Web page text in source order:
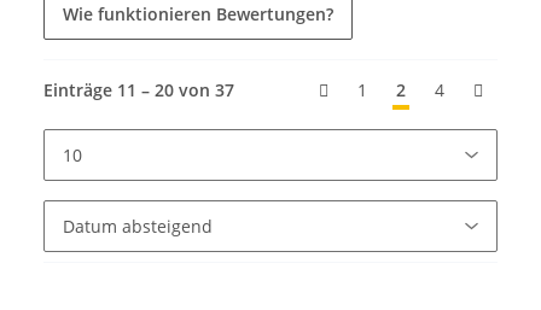
Wie funktionieren Bewertungen?
Einträge 11 – 20 von 37 1 2 4